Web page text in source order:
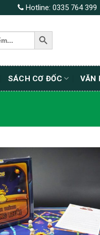
Hotline: 0335 764 399
SEARCH BUTTON
SÁCH CƠ ĐỐC VĂN